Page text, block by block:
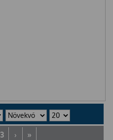
3 › »